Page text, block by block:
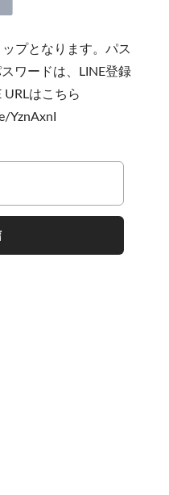
プとなります。パス
ワードは、LINE登録
URLはこちら
YznAxnI